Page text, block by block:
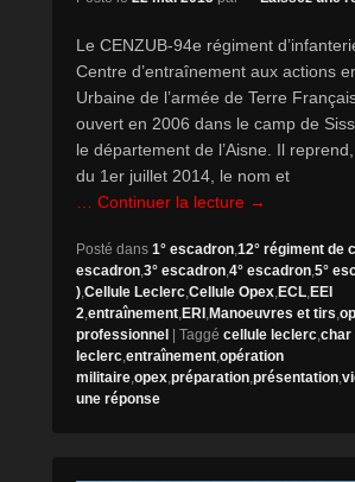
Le CENZUB-94e régiment
Centre d’entraînement aux actions
Urbaine de l’armée de Terre
ouvert en 2006 dans le camp de
le département de l’Aisne. Il
du 1er juillet 2014, le nom et
… Continuer la lecture →
Posté dans 1° escadron,12° régiment de
escadron,3° escadron,4° escadron,5°
),Cellule Leclerc,Cellule Opex,ECL,EEI
2,entraînement,ERI ,Manoeuvres et tirs,
professionnel
Taggé cellule leclerc,char
leclerc,entraînement,opération
militaire,opex,préparation,présentation,
une réponse